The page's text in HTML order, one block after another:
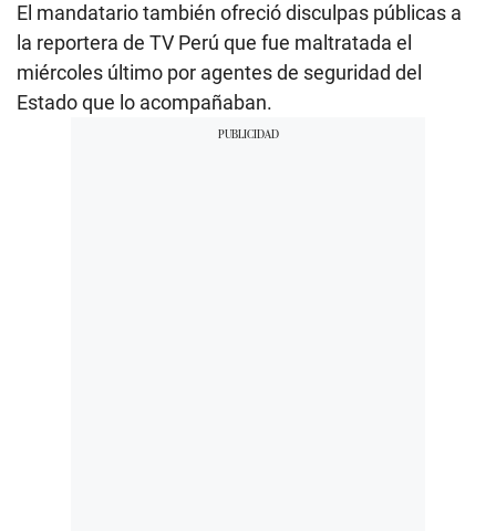
El mandatario también ofreció disculpas públicas a
la reportera de TV Perú que fue maltratada el
miércoles último por agentes de seguridad del
Estado que lo acompañaban.